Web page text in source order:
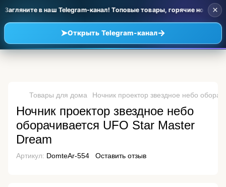
в наш Telegram-канал! Топовые товары, горячие
➤Открыть Telegram-канал→
×
Товары для дома Ночник проектор звездное небо
Ночник проектор звездное небо
оборачивается UFO Star Master
Dream
Артикул: DomteAr-554 Оставить отзыв